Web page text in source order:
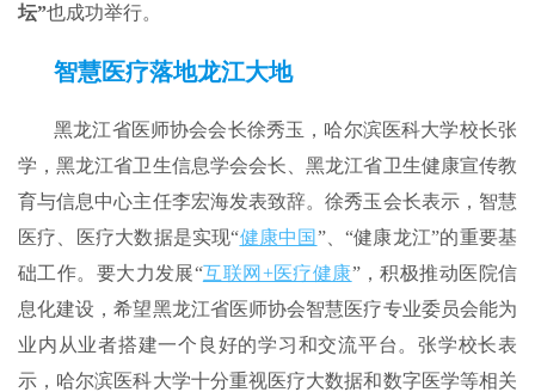
坛”也成功举行。
智慧医疗落地龙江大地
黑龙江省医师协会会长徐秀玉，哈尔滨医科大学校长张
学，黑龙江省卫生信息学会会长、黑龙江省卫生健康宣传教
育与信息中心主任李宏海发表致辞。徐秀玉会长表示，智慧
医疗、医疗大数据是实现“健康中国 ”、“健康龙江”的重要基
础工作。要大力发展“互联网+医疗健康”，积极推动医院信
息化建设，希望黑龙江省医师协会智慧医疗专业委员会能为
业内从业者搭建一个良好的学习和交流平台。张学校长表
示，哈尔滨医科大学十分重视医疗大数据和数字医学等相关